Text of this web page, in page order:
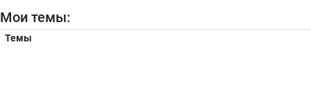
Мои темы:
Темы